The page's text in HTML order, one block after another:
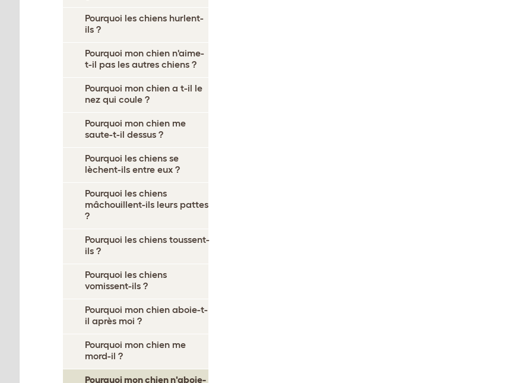
Pourquoi les chiens hurlent-
ils ?
Pourquoi mon chien n'aime-
t-il pas les autres chiens ?
Pourquoi mon chien a t-il le
nez qui coule ?
Pourquoi mon chien me
saute-t-il dessus ?
Pourquoi les chiens se
lèchent-ils entre eux ?
Pourquoi les chiens
mâchouillent-ils leurs pattes
?
Pourquoi les chiens toussent-
ils ?
Pourquoi les chiens
vomissent-ils ?
Pourquoi mon chien aboie-t-
il après moi ?
Pourquoi mon chien me
mord-il ?
Pourquoi mon chien n'aboie-